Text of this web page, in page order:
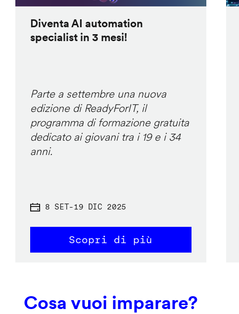
Diventa AI automation
specialist in 3 mesi!
Parte a settembre una nuova
edizione di ReadyForIT, il
programma di formazione gratuita
dedicato ai giovani tra i 19 e i 34
anni.
8 SET-19 DIC 2025
Scopri di più
Cosa vuoi imparare?